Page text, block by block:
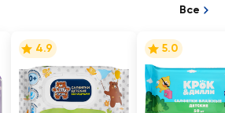
Все
4.9 5.0